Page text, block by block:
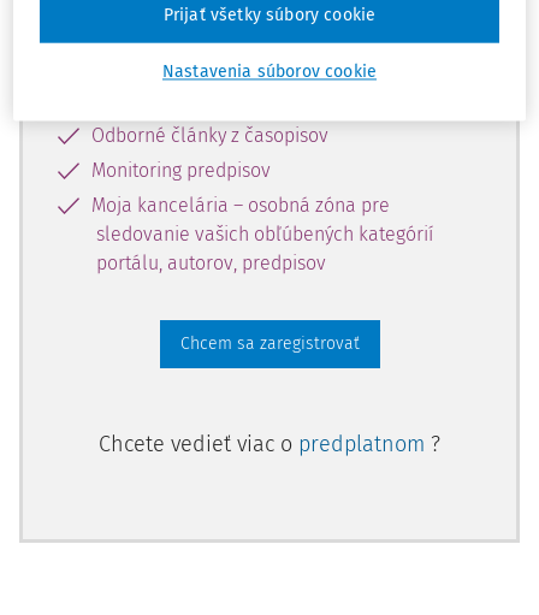
Vďaka registrácii získate prístup aj k
vybranému obsahu:
Odborné články z časopisov
Monitoring predpisov
Moja kancelária – osobná zóna pre
sledovanie vašich obľúbených kategórií
portálu, autorov, predpisov
Chcem sa zaregistrovať
Chcete vedieť viac o predplatnom ?
Nastavenia súborov cookie
Prijať všetky súbory cookie